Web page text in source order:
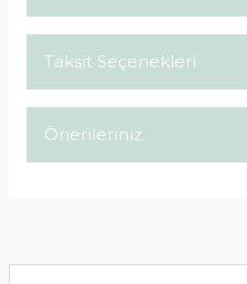
Taksit Seçenekleri
Önerileriniz